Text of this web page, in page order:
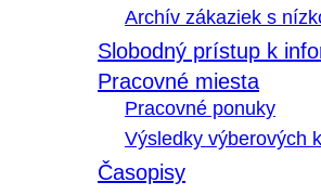
Archív zákaziek s
Slobodný prístup k
Pracovné miesta
Pracovné ponuky
Výsledky výberových
Časopisy